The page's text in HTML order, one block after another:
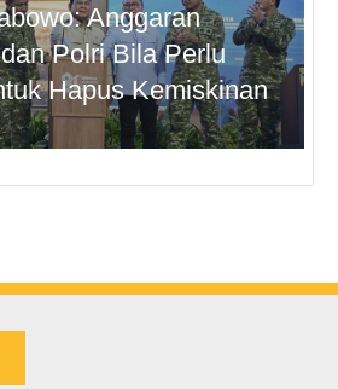
Anggaran
Polri Bila Perlu
Hapus Kemiskinan